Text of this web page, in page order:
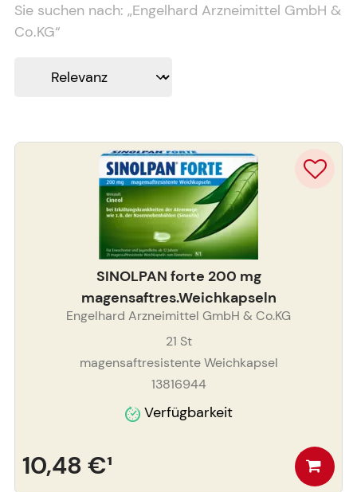
Sie suchen nach: „Engelhard Arzneimittel GmbH &
Co.KG“
SINOLPAN forte 200 mg
magensaftres.Weichkapseln
Engelhard Arzneimittel GmbH & Co.KG
21 St
magensaftresistente Weichkapsel
13816944
Verfügbarkeit
10,48 €¹